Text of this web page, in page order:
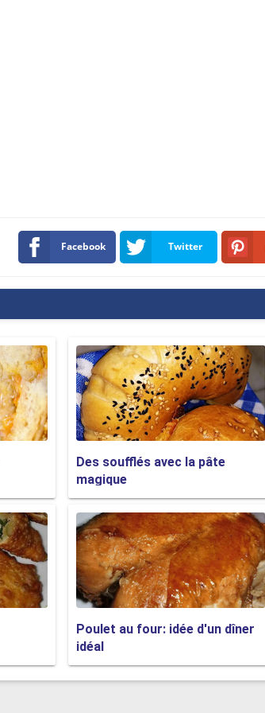
Facebook Twitter
Des soufflés avec la pâte
magique
Poulet au four: idée d'un dîner
idéal